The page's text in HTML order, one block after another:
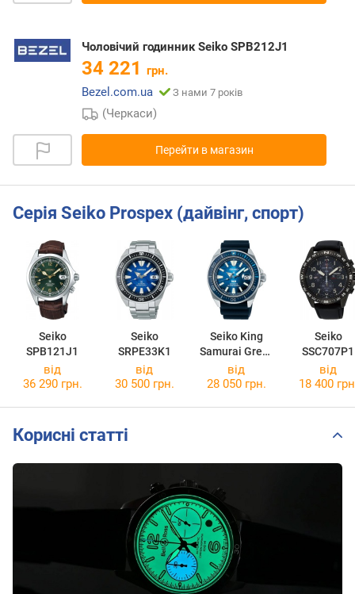
Чоловічий годинник Seiko SPB212J1
34 221 грн.
Bezel.com.ua
З нами 7 років
(Черкаси)
Перейти в магазин
Серія Seiko Prospex (дайвінг, спорт)
Seiko
SPB121J1
Seiko
SRPE33K1
Seiko King
Samurai Great
Blue PADI
Edition
Seiko
SSC707P1
від
36 290 грн.
від
30 500 грн.
від
28 050 грн.
від
18 400
Корисні статті